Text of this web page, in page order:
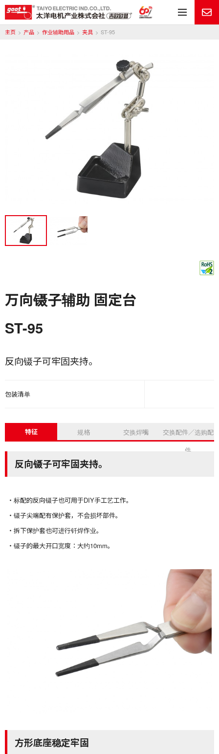
目
主页 产品 作业辅助用品 夹具 ST-95
万向镊子辅助 固定台
ST-95
反向镊子可牢固夹持。
包装清单
特征 规格 交换焊嘴
交换配件／选购配
件
反向镊子可牢固夹持。
标配的反向镊子也可用于DIY手工艺工作。
镊子尖端配有保护套，不会损坏部件。
拆下保护套也可进行钎焊作业。
镊子的最大开口宽度：大约10mm。
方形底座稳定牢固